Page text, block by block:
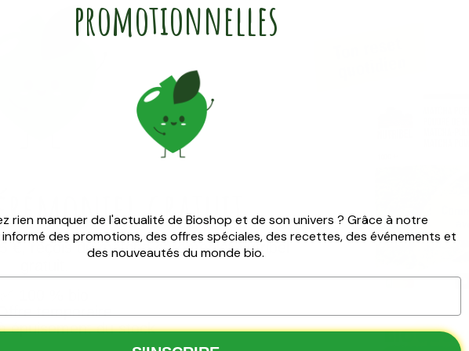
gratuit
€, reçois du matcha cérémoniel Nutribel
temporaire
épuisement du stock
promotionnelles
rien manquer de l'actualité de Bioshop et de son univers ? Grâce à notre
des promotions, des offres spéciales, des recettes, des événements et
des nouveautés du monde bio.